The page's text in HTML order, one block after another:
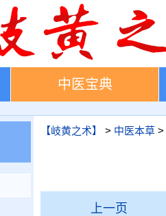
中医宝典
【岐黄之术】 > 中医本草 >
上一页